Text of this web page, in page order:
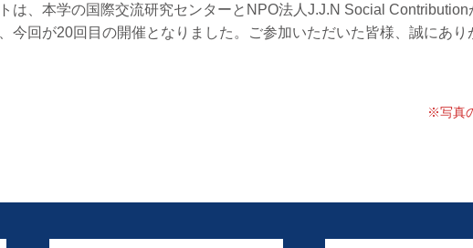
は、本学の国際交流研究センターとNPO法人J.J.N Social
今回が20回目の開催となりました。ご参加いただいた皆様、誠にあり
※写真